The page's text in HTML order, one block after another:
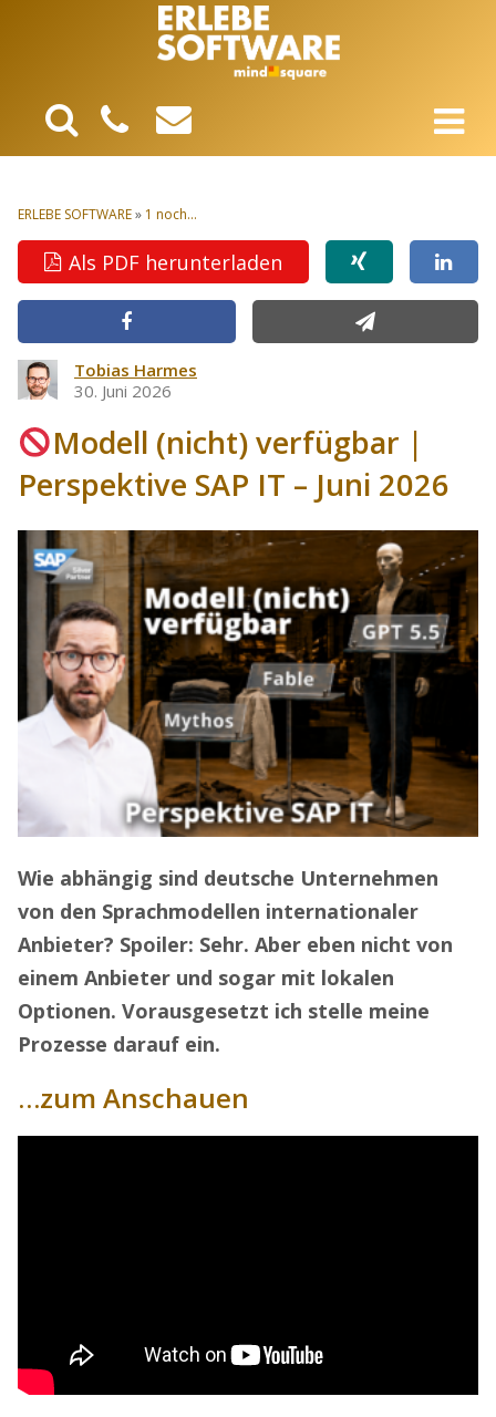
ERLEBE SOFTWARE» 1 noch...
Als PDF herunterladen
Tobias Harmes
30. Juni 2026
Modell (nicht) verfügbar |
Perspektive SAP IT – Juni 2026
Wie abhängig sind deutsche Unternehmen
von den Sprachmodellen internationaler
Anbieter? Spoiler: Sehr. Aber eben nicht von
einem Anbieter und sogar mit lokalen
Optionen. Vorausgesetzt ich stelle meine
Prozesse darauf ein.
…zum Anschauen